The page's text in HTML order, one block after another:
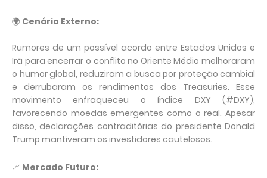
🌍 Cenário Externo:
Rumores de um possível acordo entre Estados Unidos e
Irã para encerrar o conflito no Oriente Médio melhoraram
o humor global, reduziram a busca por proteção cambial
e derrubaram os rendimentos dos Treasuries. Esse
movimento enfraqueceu o índice DXY (#DXY),
favorecendo moedas emergentes como o real. Apesar
disso, declarações contraditórias do presidente Donald
Trump mantiveram os investidores cautelosos.
📈 Mercado Futuro: